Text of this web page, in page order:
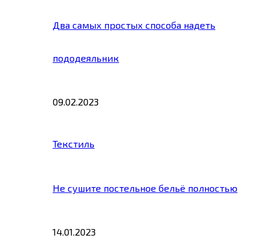
Два самых простых способа надеть
пододеяльник
09.02.2023
Текстиль
Не сушите постельное бельё полностью
14.01.2023